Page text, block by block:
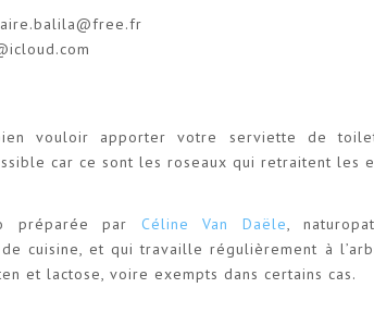
vouloir apporter votre serviette de
car ce sont les roseaux qui retraitent les
préparée par Céline Van Daële,
cuisine, et qui travaille régulièrement à
et lactose, voire exempts dans certains cas.